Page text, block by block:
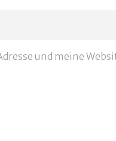
und meine